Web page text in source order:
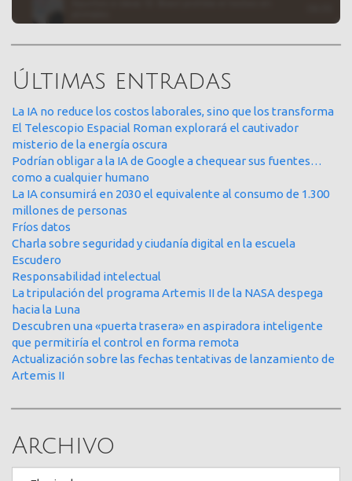
Últimas entradas
La IA no reduce los costos laborales, sino que los transforma
El Telescopio Espacial Roman explorará el cautivador
misterio de la energía oscura
Podrían obligar a la IA de Google a chequear sus fuentes…
como a cualquier humano
La IA consumirá en 2030 el equivalente al consumo de 1.300
millones de personas
Fríos datos
Charla sobre seguridad y ciudanía digital en la escuela
Escudero
Responsabilidad intelectual
La tripulación del programa Artemis II de la NASA despega
hacia la Luna
Descubren una «puerta trasera» en aspiradora inteligente
que permitiría el control en forma remota
Actualización sobre las fechas tentativas de lanzamiento de
Artemis II
Archivo